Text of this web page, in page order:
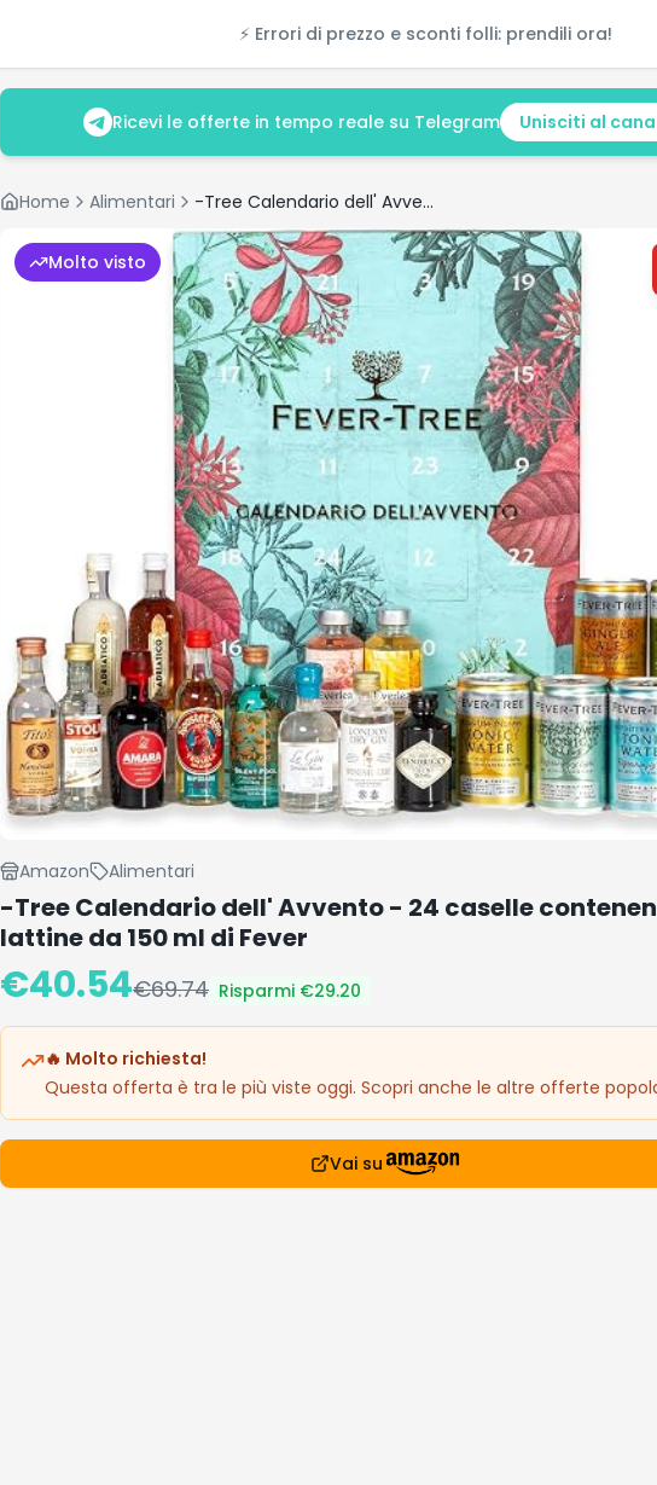
⚡ Errori di prezzo e sconti folli: prendili ora!
Ricevi le offerte in tempo reale su Telegram Unisciti al
Home Alimentari -Tree Calendario dell' Avvento - 24 caselle contenenti 12 lattine da 150 ml di Fever
Molto visto
Amazon Alimentari
-Tree Calendario dell' Avvento - 24 caselle
lattine da 150 ml di Fever
€40.54€69.74 Risparmi €29.20
🔥 Molto richiesta!
Questa offerta è tra le più viste oggi. Scopri anche le altre offerte
Vai su